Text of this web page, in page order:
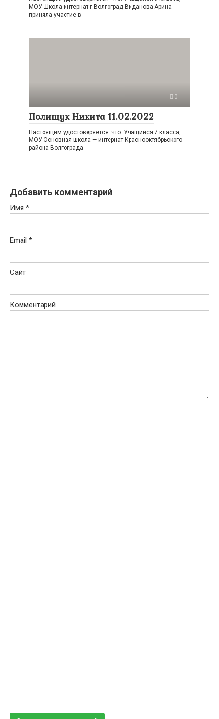
МОУ Школа-интернат г.Волгоград Виданова Арина
приняла участие в
0
Полищук Никита 11.02.2022
Настоящим удостоверяется, что: Учащийся 7 класса,
МОУ Основная школа — интернат Краснооктябрьского
района Волгограда
Добавить комментарий
Имя *
Email *
Сайт
Комментарий